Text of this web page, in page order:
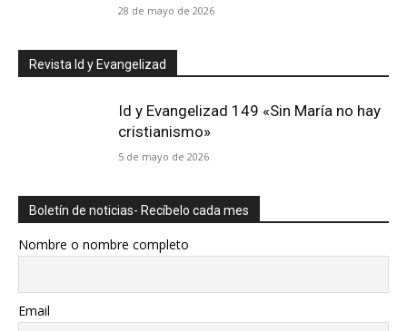
28 de mayo de 2026
Revista Id y Evangelizad
Id y Evangelizad 149 «Sin María no hay
cristianismo»
5 de mayo de 2026
Boletín de noticias- Recíbelo cada mes
Nombre o nombre completo
Email